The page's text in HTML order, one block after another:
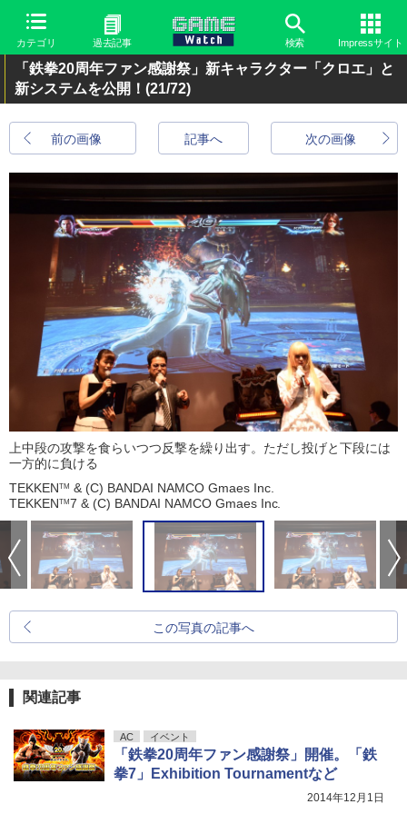
カテゴリ 過去記事 検索 Impressサイト
「鉄拳20周年ファン感謝祭」新キャラクター「クロエ」と
新システムを公開！ (21/72)
前の画像 次の画像
記事へ
上中段の攻撃を食らいつつ反撃を繰り出す。ただし投げと下段には
一方的に負ける
TEKKENTM & (C) BANDAI NAMCO Gmaes Inc.
TEKKENTM7 & (C) BANDAI NAMCO Gmaes Inc.
この写真の記事へ
関連記事
AC イベント
「鉄拳20周年ファン感謝祭」開催。「鉄
拳7」Exhibition Tournamentなど
2014年12月1日